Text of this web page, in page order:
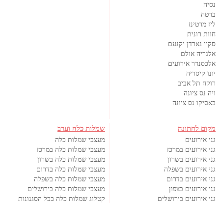
נסיה
ברטה
ליז מרטינז
חוות רונית
סקיי גארדן יקנעם
אלגריה אולם
אלכסנדר אירועים
יונו קיסריה
רוקח תל אביב
ויה נס ציונה
באסיקו נס ציונה
מקום לחתונה
גני אירועים
גני אירועים במרכז
גני אירועים בשרון
גני אירועים בשפלה
גני אירועים בדרום
גני אירועים בצפון
גני אירועים בירושלים
שמלות כלה וערב
מעצבי שמלות כלה
מעצבי שמלות כלה במרכז
מעצבי שמלות כלה בשרון
מעצבי שמלות כלה בדרום
מעצבי שמלות כלה בשפלה
מעצבי שמלות כלה בירושלים
קטלוג שמלות כלה בכל הסגנונות